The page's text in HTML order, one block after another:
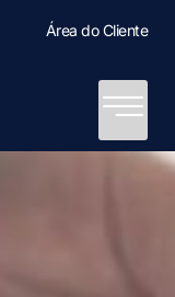
Área do Cliente